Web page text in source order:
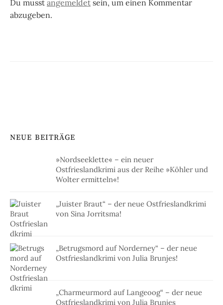
Du musst angemeldet sein, um einen Kommentar
abzugeben.
NEUE BEITRÄGE
»Nordseeklette« – ein neuer
Ostfrieslandkrimi aus der Reihe »Köhler und
Wolter ermitteln«!
„Juister Braut“ – der neue Ostfrieslandkrimi
von Sina Jorritsma!
„Betrugsmord auf Norderney“ – der neue
Ostfrieslandkrimi von Julia Brunjes!
„Charmeurmord auf Langeoog“ – der neue
Ostfrieslandkrimi von Julia Brunjes